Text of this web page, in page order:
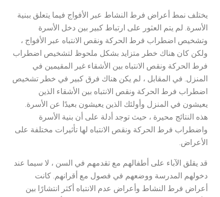
يختلف نمط أعراض فرط النشاط عبر الأفواج فيما يتعلق ببنية
الأسرة. لم يتم العثور على ارتباط كبير بين دخل الأسرة
وتشخيص اضطراب فرط الحركة ونقص الانتباه عبر الأفواج ،
ولكن كان هناك خطر متزايد بشكل ملحوظ لتشخيص اضطراب
فرط الحركة ونقص الانتباه بين الأشقاء غير المقيمين في
المنزل. في المقابل ، لم يكن هناك فرق كبير في خطر تشخيص
اضطراب فرط الحركة ونقص الانتباه بين الأشقاء الذين
يعيشون في المنزل وأولئك الذين يعيشون بعيدًا عن الأسرة.
هذه النتائج محيرة ، حيث توجد أدلة على أن بنية الأسرة
واضطراب فرط الحركة ونقص الانتباه لها تأثيرات مختلفة على
الأعراض.
قد يقلق الآباء على أطفالهم مع تقدمهم في السن ، لا سيما عند
دخولهم المدرسة ووضعهم في فصول مع أقرانهم. كانت
أعراض فرط النشاط وأعراض عدم الانتباه أكثر انتشارًا بين